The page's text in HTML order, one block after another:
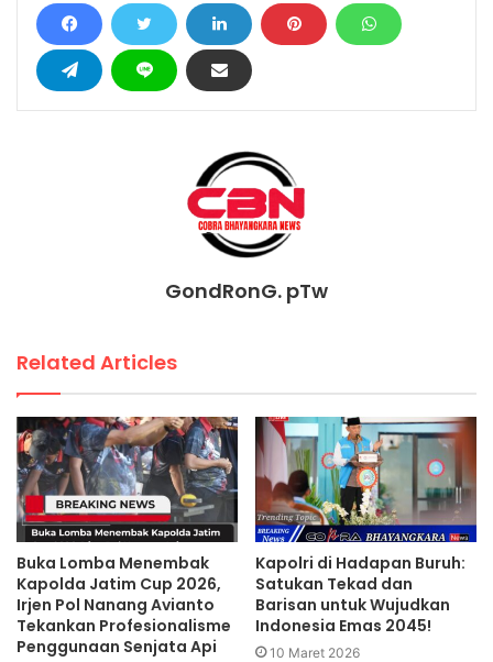
GondRonG. pTw
Related Articles
Buka Lomba Menembak
Kapolda Jatim Cup 2026,
Irjen Pol Nanang Avianto
Tekankan Profesionalisme
Penggunaan Senjata Api
Kapolri di Hadapan Buruh:
Satukan Tekad dan
Barisan untuk Wujudkan
Indonesia Emas 2045!
10 Maret 2026